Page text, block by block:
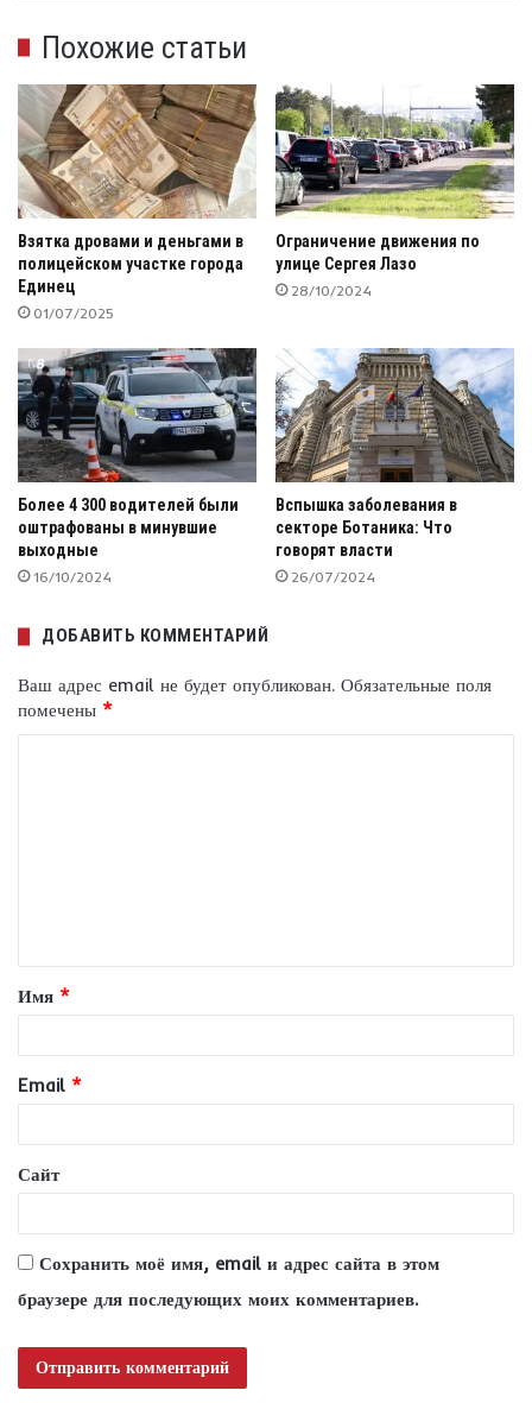
Похожие статьи
Взятка дровами и деньгами в
полицейском участке города
Единец
01/07/2025
Ограничение движения по
улице Сергея Лазо
28/10/2024
Более 4 300 водителей были
оштрафованы в минувшие
выходные
16/10/2024
Вспышка заболевания в
секторе Ботаника: Что
говорят власти
26/07/2024
ДОБАВИТЬ КОММЕНТАРИЙ
Ваш адрес email не будет опубликован. Обязательные поля
помечены *
т
а
и
й
*
Имя *
Email *
Сайт
Сохранить моё имя, email и адрес сайта в этом
браузере для последующих моих комментариев.